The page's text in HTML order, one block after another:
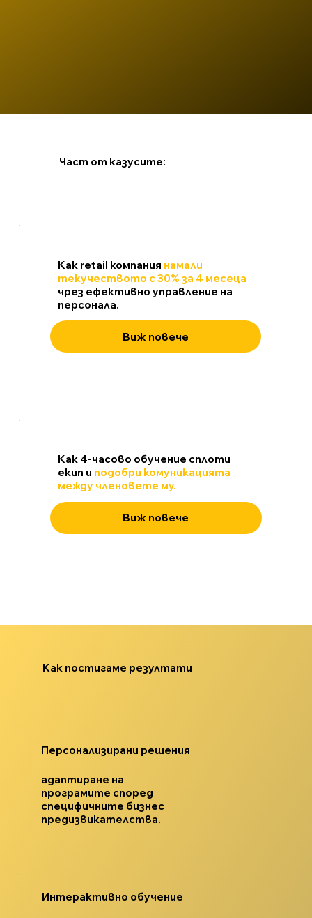
Част от казусите:
Как retail компания намали
текучеството с 30% за 4 месеца
чрез ефективно управление на
персонала.
Виж повече
Как 4-часово обучение сплоти
екип и подобри комуникацията
между членовете му.
Виж повече
Как постигаме резултати
Персонализирани решения
адаптиране на
програмите според
специфичните бизнес
предизвикателства.
Интерактивно обучение